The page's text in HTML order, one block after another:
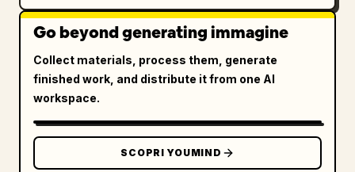
Colonna ingredienti a sinistra: Aggiungere
sinistra sotto un'etichetta scura arrotondata
che dice "INGREDIENTS / 成分亮点". Ogni
richiamo ha una piccola immagine realistica
dell'ingrediente, una linea tratteggiata
curva che punta verso il burger e testo in
cinese. I 4 richiami sono: 1) bistecca di
Go beyond generating immagine
Collect materials, process them, generate
finished work, and distribute it from one AI
workspace.
SCOPRI YOUMIND